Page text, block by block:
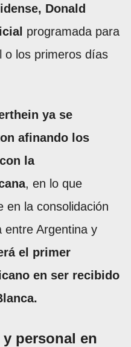
Donald
programada para
o los primeros días
ya se
afinando los
la
, en lo que
en la consolidación
entre Argentina y
el primer
en ser recibido
personal en